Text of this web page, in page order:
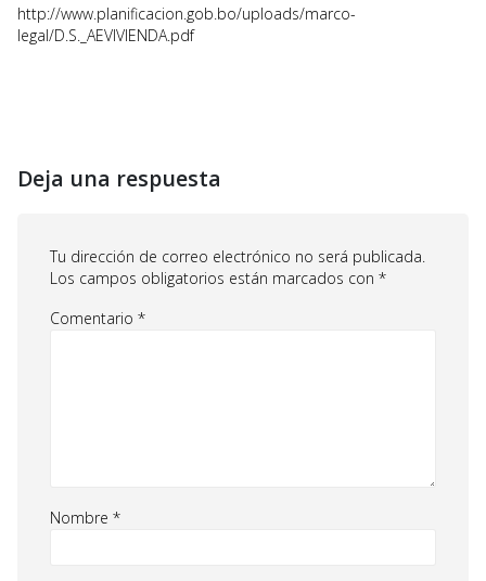
http://www.planificacion.gob.bo/uploads/marco-
legal/D.S._AEVIVIENDA.pdf
Deja una respuesta
Tu dirección de correo electrónico no será publicada.
Los campos obligatorios están marcados con *
Comentario *
Nombre *